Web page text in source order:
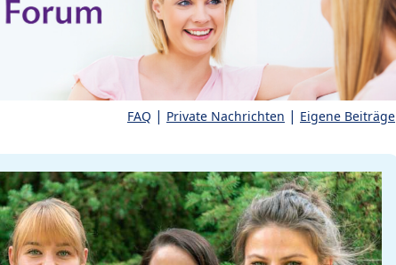
FAQ | Private Nachrichten | Eigene Beiträge